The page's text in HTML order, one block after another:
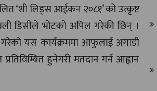
‘शी लिड्स आईकन २०८१’ को उत्कृष्ट
डिसीले भोटको अपिल गरेकी छिन् ।
यस कार्यक्रममा आफुलाई अगाडी
हुनेगरी मतदान गर्न आह्वान